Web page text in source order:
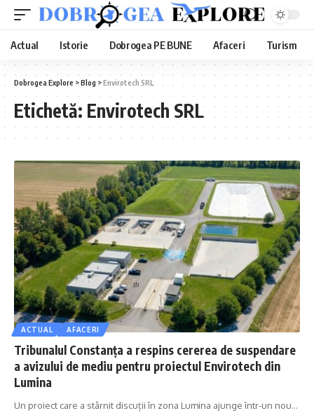
Actual Istorie Dobrogea PE BUNE Afaceri Turism
Dobrogea Explore >Blog >Envirotech SRL
Etichetă: Envirotech SRL
ACTUAL AFACERI
Tribunalul Constanța a respins cererea de suspendare
a avizului de mediu pentru proiectul Envirotech din
Lumina
Un proiect care a stârnit discuții în zona Lumina ajunge într-un nou…